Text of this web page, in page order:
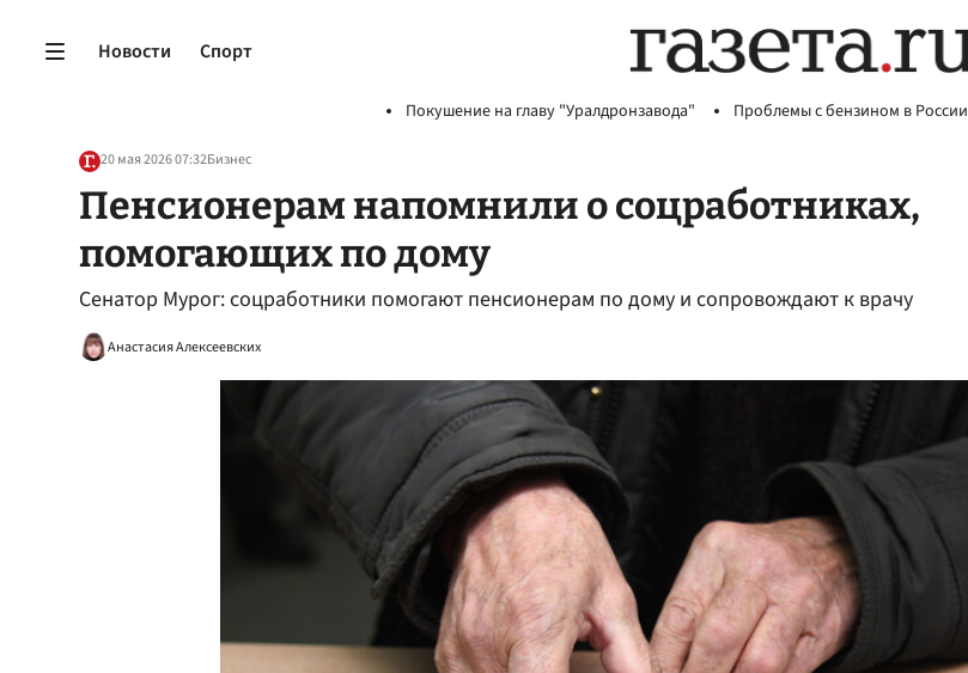
Новости Спорт
Покушение на главу "Уралдронзавода" Проблемы с бензином в России
20 мая 2026 07:32Бизнес
Пенсионерам напомнили о соцработниках,
помогающих по дому
Сенатор Мурог: соцработники помогают пенсионерам по дому и сопровождают к врачу
Анастасия Алексеевских